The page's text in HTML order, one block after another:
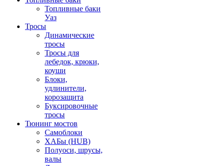
Топливные баки
Уаз
Тросы
Динамические
тросы
Тросы для
лебедок, крюки,
коуши
Блоки,
удлинители,
корозащита
Буксировочные
тросы
Тюнинг мостов
Самоблоки
ХАБы (HUB)
Полуоси, шрусы,
валы